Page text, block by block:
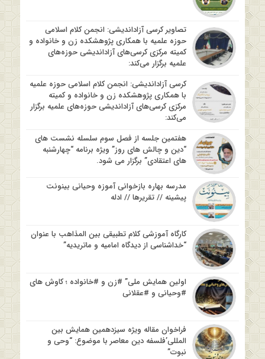
تصاویر کرسی آزاداندیشی: انجمن کلام اسلامی
حوزه علمیه با همکاری پژوهشکده زن و خانواده و
کمیته مرکزی کرسی‌های آزاداندیشی حوزه‌های
علمیه برگزار می‌کند:
کرسی آزاداندیشی: انجمن کلام اسلامی حوزه علمیه
با همکاری پژوهشکده زن و خانواده و کمیته
مرکزی کرسی‌های آزاداندیشی حوزه‌های علمیه برگزار
می‌کند:
هفتمین جلسه از فصل سوم سلسله نشست های
“دین و چالش های روز” ویژه برنامه “چهارشنبه
های اعتقادی” برگزار می شود.
مدرسه بهاره بازخوانی آموزه وحیانی بینونت
پیشینه // تقریرها // ادله
کارگاه آموزشی کلام تطبیقی بین المذاهب با عنوان
“خداشناسی از دیدگاه امامیه و ماتریدیه”
اولین همایش ملی” #زن و #خانواده ؛ کاوش های
#وحیانی و #عقلانی
فراخوان مقاله ویژه سیزدهمین همایش بین
المللی’فلسفه دین معاصر با موضوع: “وحی و
نبوت”